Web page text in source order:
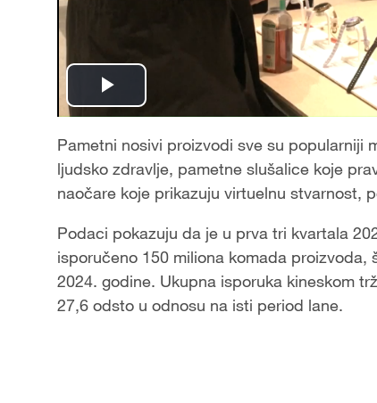
Play
Video
Pametni nosivi proizvodi sve su popularniji
ljudsko zdravlje, pametne slušalice koje
naočare koje prikazuju virtuelnu stvarnost,
Podaci pokazuju da je u prva tri kvartala
isporučeno 150 miliona komada
2024. godine. Ukupna isporuka kineskom
27,6 odsto u odnosu na isti period lane.